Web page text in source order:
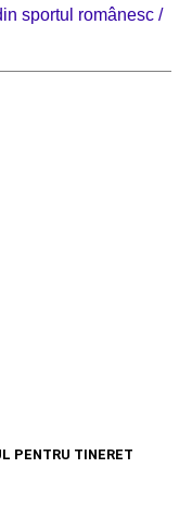
sportul românesc /
PENTRU TINERET